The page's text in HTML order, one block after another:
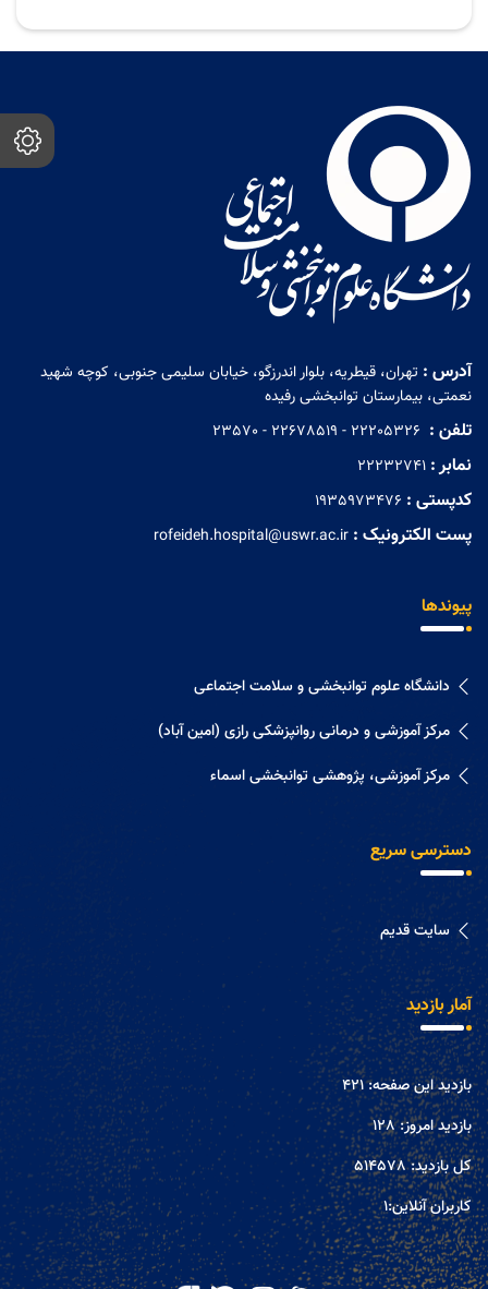
آدرس : تهران، قیطریه، بلوار اندرزگو، خیابان سلیمی جنوبی، کوچه شهید
نعمتی، بیمارستان توانبخشی رفیده
تلفن :
نمابر : 22232741
کدپستی : 1935973476
پست الکترونیک : rofeideh.hospital@uswr.ac.ir
پیوندها
دانشگاه علوم توانبخشی و سلامت اجتماعی
مرکز آموزشی و درمانی روانپزشکی رازی (امین آباد)
مرکز آموزشی، پژوهشی توانبخشی اسماء
دسترسی سریع
سایت قدیم
آمار بازدید
بازدید این صفحه:421
بازدید امروز:128
کل بازدید:514578
کاربران آنلاین:1